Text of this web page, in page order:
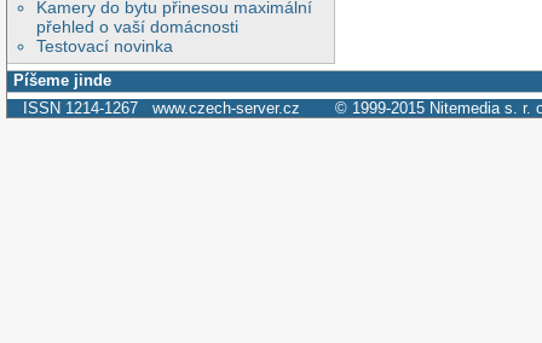
Kamery do bytu přinesou maximální
přehled o vaší domácnosti
Testovací novinka
Píšeme jinde
ISSN 1214-1267 www.czech-server.cz © 1999-2015 Nitemedia s. r.